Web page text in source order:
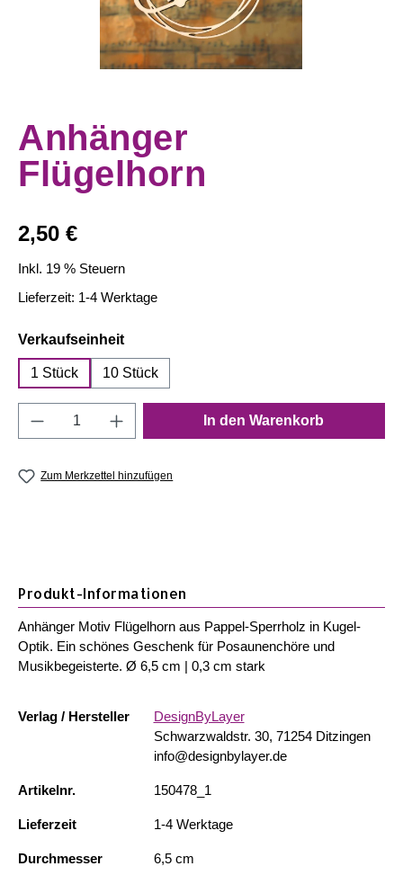
Anhänger
Flügelhorn
Regulärer Preis:
2,50 €
Inkl. 19 % Steuern
Lieferzeit: 1-4 Werktage
Verkaufseinheitauswählen
1 Stück 10 Stück
Produkt Anzahl: Gib den gewünschten
In den Warenkorb
Zum Merkzettel hinzufügen
Produkt-Informationen
Verlag / Hersteller
DesignByLayer
Schwarzwaldstr. 30, 71254 Ditzingen
info@designbylayer.de
Artikelnr. 150478_1
Lieferzeit 1-4 Werktage
Durchmesser 6,5 cm
Anhänger Motiv Flügelhorn aus Pappel-Sperrholz in Kugel-
Optik. Ein schönes Geschenk für Posaunenchöre und
Musikbegeisterte. Ø 6,5 cm | 0,3 cm stark